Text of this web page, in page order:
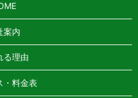
案内
る理由
・料金表